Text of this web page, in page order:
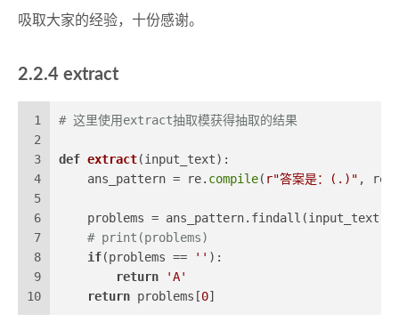
吸取大家的经验，十份感谢。
2.2.4 extract
1
2
3
4
5
6
7
8
9
10
# 这里使用extract抽取模获得抽取的结果
def extract(input_text):
    ans_pattern = re.
compile( r"答案是：(.)" ,
    problems = ans_pattern.findall(input_text)
# print(problems)
if(problems == '' ):
return
'A'
return problems[0]